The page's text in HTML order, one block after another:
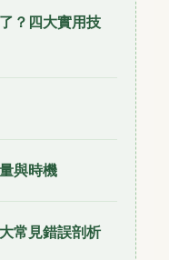
？四大實用技
與時機
常見錯誤剖析